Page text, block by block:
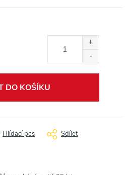
DO KOŠÍKU
Hlídací pes Sdílet